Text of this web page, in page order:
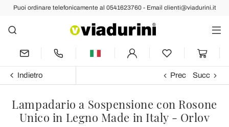
Puoi ordinare telefonicamente al 0541623760 - Email clienti@viadurini.it
Indietro Prec Succ
Lampadario a Sospensione con Rosone
Unico in Legno Made in Italy - Orlov